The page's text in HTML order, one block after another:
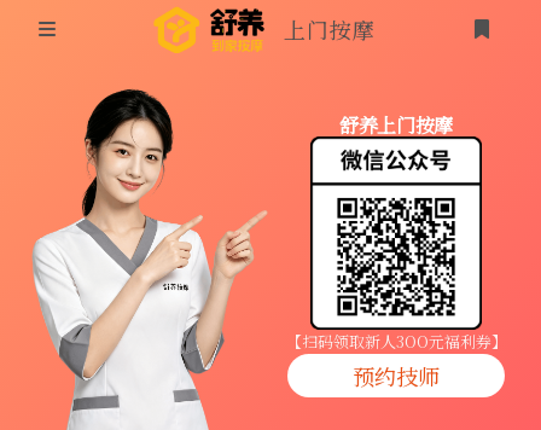
同城按摩
上门按摩
养生按摩
技师入驻
商家入驻
上门按摩
登录
舒养上门按摩
【扫码领取新人3OO元福利券】
预约技师